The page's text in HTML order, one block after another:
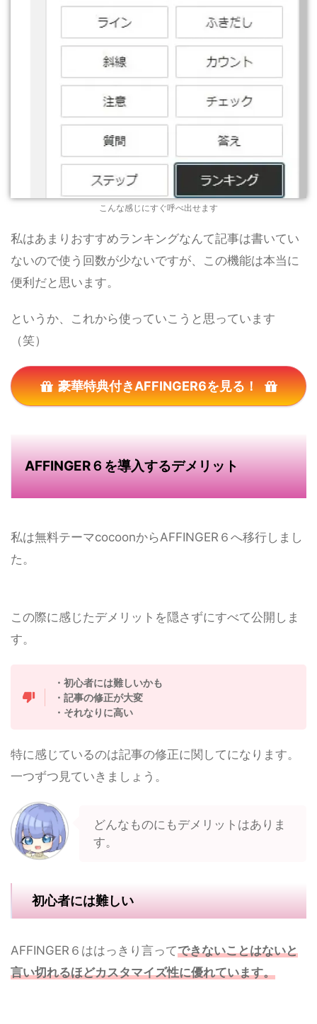
こんな感じにすぐ呼べ出せます
私はあまりおすすめランキングなんて記事は書いてい
ないので使う回数が少ないですが、この機能は本当に
便利だと思います。
というか、これから使っていこうと思っています
（笑）
豪華特典付きAFFINGER6を見る！
AFFINGER６を導入するデメリット
私は無料テーマcocoonからAFFINGER６へ移行しまし
た。
この際に感じたデメリットを隠さずにすべて公開しま
す。
・初心者には難しいかも
・記事の修正が大変
・それなりに高い
特に感じているのは記事の修正に関してになります。
一つずつ見ていきましょう。
どんなものにもデメリットはありま
す。
初心者には難しい
AFFINGER６ははっきり言ってできないことはないと
言い切れるほどカスタマイズ性に優れています。